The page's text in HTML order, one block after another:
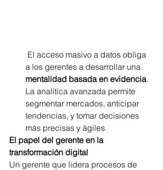
a los gerentes a desarrollar una
mentalidad basada en evidencia.
La analítica avanzada permite
segmentar mercados, anticipar
tendencias, y tomar decisiones
más precisas y ágiles.
El papel del gerente en la
transformación digital
Un gerente que lidera procesos de